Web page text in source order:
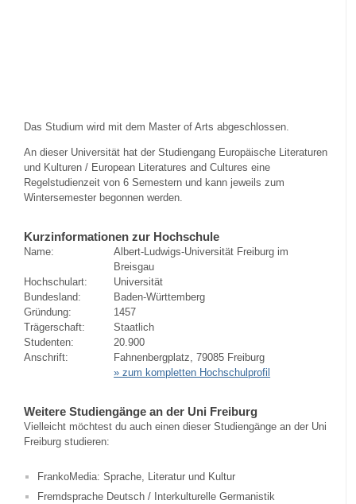
Das Studium wird mit dem Master of Arts abgeschlossen.
An dieser Universität hat der Studiengang Europäische Literaturen
und Kulturen / European Literatures and Cultures eine
Regelstudienzeit von 6 Semestern und kann jeweils zum
Wintersemester begonnen werden.
Kurzinformationen zur Hochschule
Name:
Albert-Ludwigs-Universität Freiburg im
Breisgau
Hochschulart:
Universität
Bundesland:
Baden-Württemberg
Gründung:
1457
Trägerschaft:
Staatlich
Studenten:
20.900
Anschrift:
Fahnenbergplatz, 79085 Freiburg
» zum kompletten Hochschulprofil
Weitere Studiengänge an der Uni Freiburg
Vielleicht möchtest du auch einen dieser Studiengänge an der Uni
Freiburg studieren:
FrankoMedia: Sprache, Literatur und Kultur
Fremdsprache Deutsch / Interkulturelle Germanistik